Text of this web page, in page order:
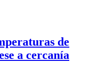
de
a cercanía